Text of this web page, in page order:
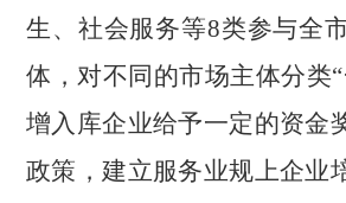
生、社会服务等8类参与全
体，对不同的市场主体分类
增入库企业给予一定的资金
政策，建立服务业规上企业